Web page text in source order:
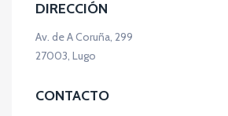
DIRECCIÓN
Av. de A Coruña, 299
27003, Lugo
CONTACTO